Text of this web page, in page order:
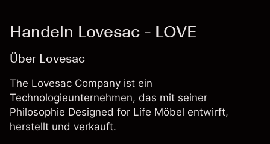
Handeln Lovesac - LOVE
Über Lovesac
The Lovesac Company ist ein
Technologieunternehmen, das mit seiner
Philosophie Designed for Life Möbel entwirft,
herstellt und verkauft.